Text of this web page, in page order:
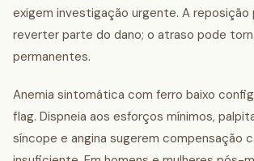
exigem investigação urgente. A
reverter parte do dano; o atraso pode
permanentes.
Anemia sintomática com ferro baixo
flag. Dispneia aos esforços mínimos,
síncope e angina sugerem compensação